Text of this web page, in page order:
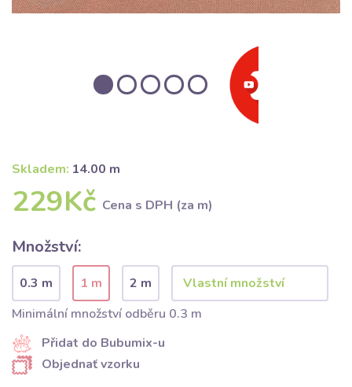
Skladem: 14.00 m
229Kč Cena s DPH (za m)
Množství:
0.3 m 1 m
2 m
Minimální množství odběru 0.3 m
Přidat do Bubumix-u
Objednať vzorku